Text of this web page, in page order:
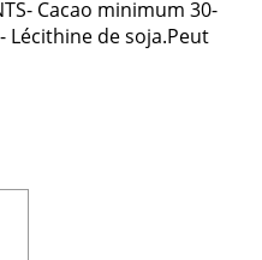
Cacao minimum 30-
Lécithine de soja.Peut